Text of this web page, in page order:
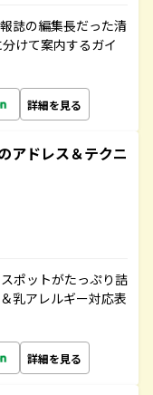
誌の編集長だった清
けて案内するガイ
詳細を見る
ドレス＆テクニ
ポットがたっぷり詰
乳アレルギー対応表
詳細を見る